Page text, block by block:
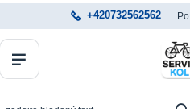
+420732562562